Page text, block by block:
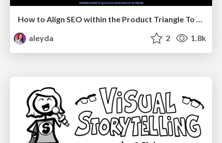
How to Align SEO within the Product Triangle To Get Buy-In & Support - #RIMC
aleyda
2 1.8k